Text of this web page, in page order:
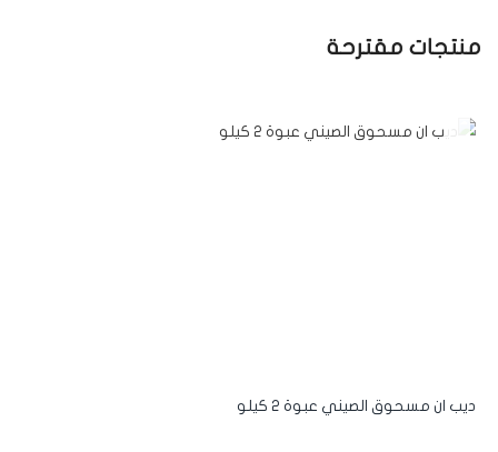
منتجات مقترحة
ديب ان مسحوق الصيني عبوة 2 كيلو